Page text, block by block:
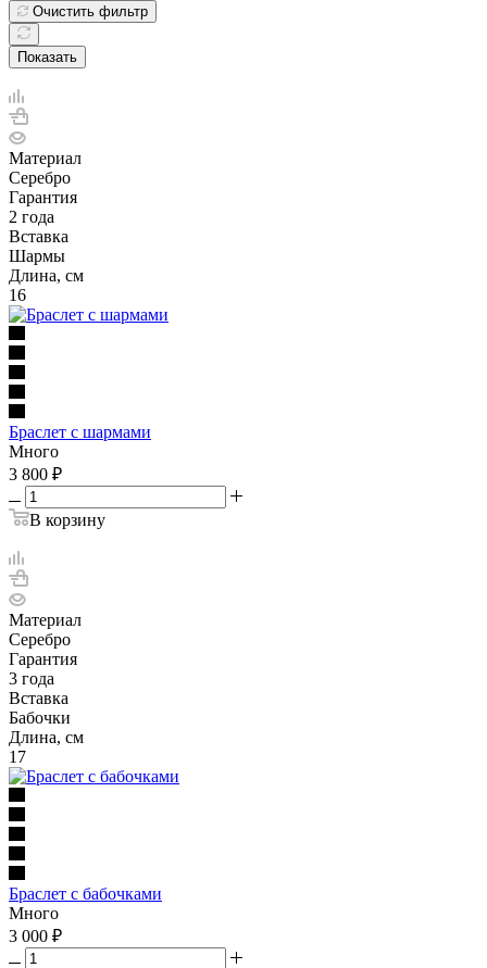
Очистить фильтр
Показать
Материал
Серебро
Гарантия
2 года
Вставка
Шармы
Длина, см
16
Браслет с шармами
Много
3 800 ₽
В корзину
Материал
Серебро
Гарантия
3 года
Вставка
Бабочки
Длина, см
17
Браслет с бабочками
Много
3 000 ₽